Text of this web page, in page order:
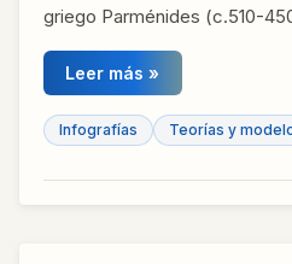
griego Parménides (c.510-
Leer más »
Infografías Teorías y